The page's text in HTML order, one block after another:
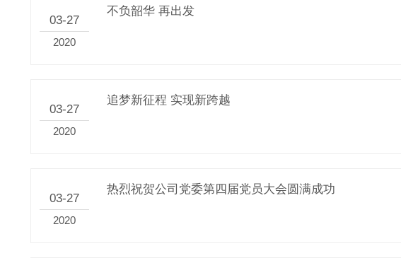
03-27
2020
不负韶华 再出发
03-27
2020
追梦新征程 实现新跨越
03-27
2020
热烈祝贺公司党委第四届党员大会圆满成功